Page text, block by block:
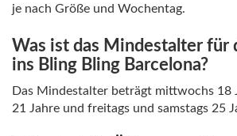
je nach Größe und Wochentag.
Was ist das Mindestalter für
ins Bling Bling Barcelona?
Das Mindestalter beträgt mittwochs 18
21 Jahre und freitags und samstags 25